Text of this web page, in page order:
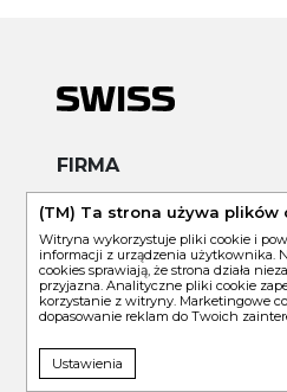
FIRMA
O NAS
PRACA
BLOG
#MYSWISSSTORY
(TM) Ta strona używa plików
Witryna wykorzystuje pliki cookie i
informacji z urządzenia użytkownika.
cookies sprawiają, że strona działa
przyjazna. Analityczne pliki cookie
korzystanie z witryny. Marketingowe
dopasowanie reklam do Twoich
Ustawienia